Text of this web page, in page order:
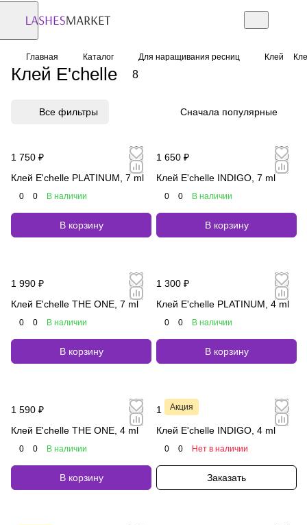
Главная Каталог Для наращивания ресниц Клей
Клей E'chelle 8
Все фильтры Сначала популярные
1 750 ₽
Клей E'chelle PLATINUM, 7 ml
0 0 В наличии
В корзину
1 650 ₽
Клей E'chelle INDIGO, 7 ml
0 0 В наличии
В корзину
1 990 ₽
Клей E'chelle THE ONE, 7 ml
0 0 В наличии
В корзину
1 300 ₽
Клей E'chelle PLATINUM, 4 ml
0 0 В наличии
В корзину
1 590 ₽
Клей E'chelle THE ONE, 4 ml
0 0 В наличии
В корзину
Акция
1 200 ₽
Клей E'chelle INDIGO, 4 ml
0 0 Нет в наличии
Заказать